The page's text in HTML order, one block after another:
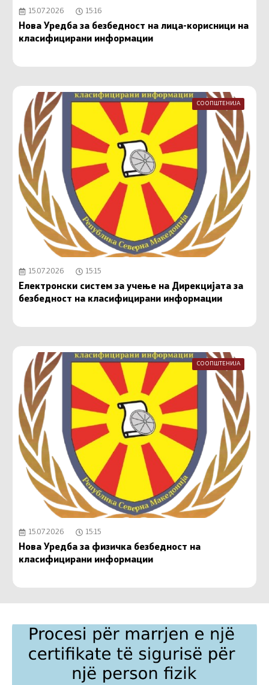
15.07.2026 15:16
Нова Уредба за безбедност на лица-корисници на
класифицирани информации
СООПШТЕНИЈА
15.07.2026 15:15
Електронски систем за учење на Дирекцијата за
безбедност на класифицирани информации
СООПШТЕНИЈА
15.07.2026 15:15
Нова Уредба за физичка безбедност на
класифицирани информации